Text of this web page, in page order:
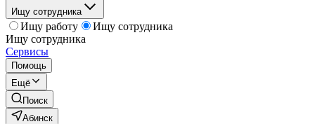
Ищу сотрудника
Ищу работу
Ищу сотрудника
Ищу сотрудника
Сервисы
Помощь
Ещё
Поиск
Абинск